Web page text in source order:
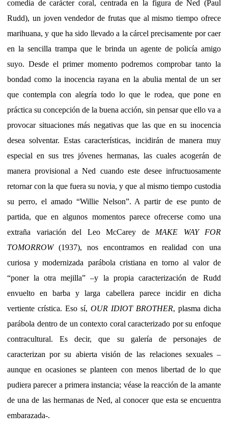
comedia de carácter coral, centrada en la figura de Ned (Paul
Rudd), un joven vendedor de frutas que al mismo tiempo ofrece
marihuana, y que ha sido llevado a la cárcel precisamente por caer
en la sencilla trampa que le brinda un agente de policía amigo
suyo. Desde el primer momento podremos comprobar tanto la
bondad como la inocencia rayana en la abulia mental de un ser
que contempla con alegría todo lo que le rodea, que pone en
práctica su concepción de la buena acción, sin pensar que ello va a
provocar situaciones más negativas que las que en su inocencia
desea solventar. Estas características, incidirán de manera muy
especial en sus tres jóvenes hermanas, las cuales acogerán de
manera provisional a Ned cuando este desee infructuosamente
retornar con la que fuera su novia, y que al mismo tiempo custodia
su perro, el amado “Willie Nelson”. A partir de ese punto de
partida, que en algunos momentos parece ofrecerse como una
extraña variación del Leo McCarey de MAKE WAY FOR
TOMORROW(1937), nos encontramos en realidad con una
curiosa y modernizada parábola cristiana en torno al valor de
“poner la otra mejilla” –y la propia caracterización de Rudd
envuelto en barba y larga cabellera parece incidir en dicha
vertiente crística. Eso sí, OUR IDIOT BROTHER, plasma dicha
parábola dentro de un contexto coral caracterizado por su enfoque
contracultural. Es decir, que su galería de personajes de
caracterizan por su abierta visión de las relaciones sexuales –
aunque en ocasiones se planteen con menos libertad de lo que
pudiera parecer a primera instancia; véase la reacción de la amante
de una de las hermanas de Ned, al conocer que esta se encuentra
embarazada-.